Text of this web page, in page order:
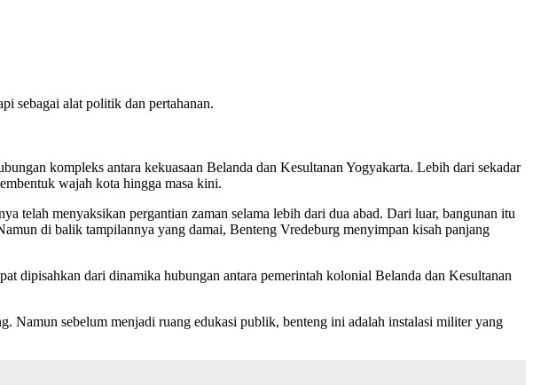
sebagai alat politik dan pertahanan.
kompleks antara kekuasaan Belanda dan Kesultanan Yogyakarta. Lebih dari sekadar
wajah kota hingga masa kini.
telah menyaksikan pergantian zaman selama lebih dari dua abad. Dari luar, bangunan itu
di balik tampilannya yang damai, Benteng Vredeburg menyimpan kisah panjang
dipisahkan dari dinamika hubungan antara pemerintah kolonial Belanda dan Kesultanan
Namun sebelum menjadi ruang edukasi publik, benteng ini adalah instalasi militer yang